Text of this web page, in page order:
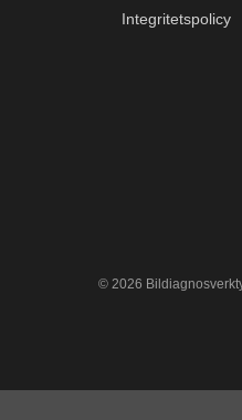
Integritetspolicy
© 2026